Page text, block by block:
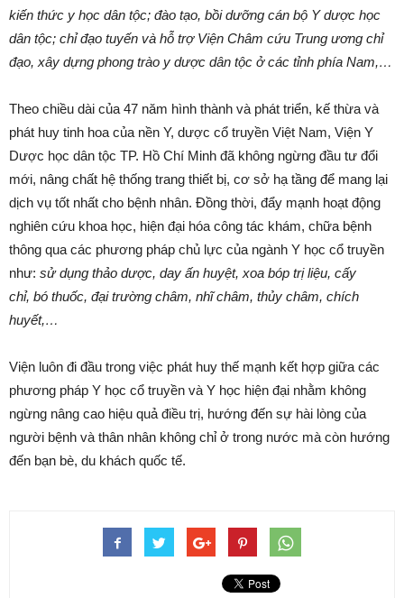
kiến thức y học dân tộc; đào tạo, bồi dưỡng cán bộ Y dược học
dân tộc; chỉ đạo tuyến và hỗ trợ Viện Châm cứu Trung ương chỉ
đạo, xây dựng phong trào y dược dân tộc ở các tỉnh phía Nam,…
Theo chiều dài của 47 năm hình thành và phát triển, kế thừa và
phát huy tinh hoa của nền Y, dược cổ truyền Việt Nam, Viện Y
Dược học dân tộc TP. Hồ Chí Minh đã không ngừng đầu tư đổi
mới, nâng chất hệ thống trang thiết bị, cơ sở hạ tầng để mang lại
dịch vụ tốt nhất cho bệnh nhân. Đồng thời, đẩy mạnh hoạt động
nghiên cứu khoa học, hiện đại hóa công tác khám, chữa bệnh
thông qua các phương pháp chủ lực của ngành Y học cổ truyền
như: sử dụng thảo dược, day ấn huyệt, xoa bóp trị liệu, cấy
chỉ, bó thuốc, đại trường châm, nhĩ châm, thủy châm, chích
huyết,…
Viện luôn đi đầu trong việc phát huy thế mạnh kết hợp giữa các
phương pháp Y học cổ truyền và Y học hiện đại nhằm không
ngừng nâng cao hiệu quả điều trị, hướng đến sự hài lòng của
người bệnh và thân nhân không chỉ ở trong nước mà còn hướng
đến bạn bè, du khách quốc tế.